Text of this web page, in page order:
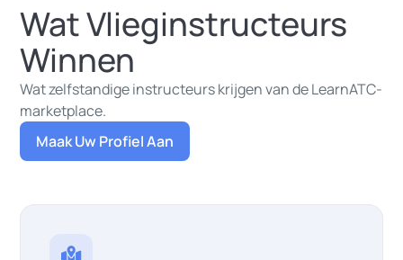
Wat Vlieginstructeurs
Winnen
Wat zelfstandige instructeurs krijgen van de LearnATC-
marketplace.
Maak Uw Profiel Aan